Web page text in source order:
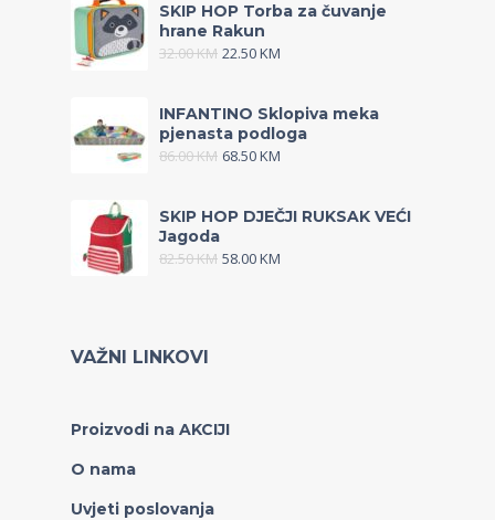
SKIP HOP Torba za čuvanje
hrane Rakun
32.00KM 22.50KM
INFANTINO Sklopiva meka
pjenasta podloga
86.00KM 68.50KM
SKIP HOP DJEČJI RUKSAK VEĆI
Jagoda
82.50KM 58.00KM
VAŽNI LINKOVI
Proizvodi na AKCIJI
O nama
Uvjeti poslovanja